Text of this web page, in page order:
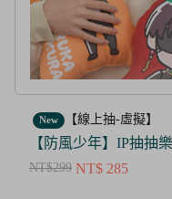
購物車
New 【線上抽
【茜色線上
NT$100